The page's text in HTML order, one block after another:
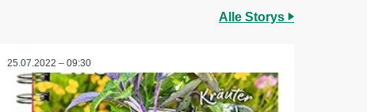
Alle Storys
25.07.2022 – 09:30